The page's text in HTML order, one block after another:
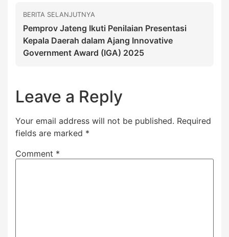
BERITA SELANJUTNYA
Pemprov Jateng Ikuti Penilaian Presentasi
Kepala Daerah dalam Ajang Innovative
Government Award (IGA) 2025
Leave a Reply
Your email address will not be published. Required
fields are marked *
Comment *